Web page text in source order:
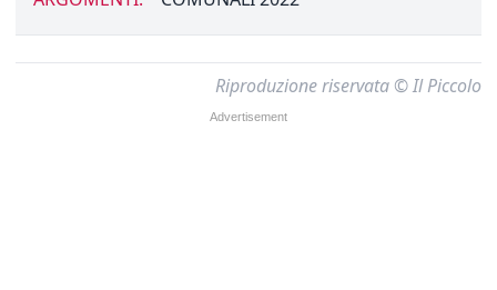
Riproduzione riservata © Il Piccolo